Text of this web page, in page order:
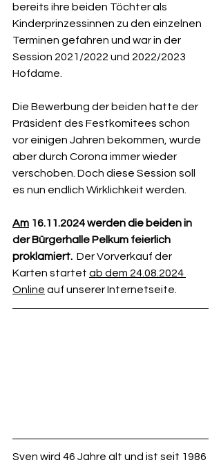
bereits ihre beiden Töchter als
Kinderprinzessinnen zu den einzelnen
Terminen gefahren und war in der
Session 2021/2022 und 2022/2023
Hofdame.
Die Bewerbung der beiden hatte der
Präsident des Festkomitees schon
vor einigen Jahren bekommen, wurde
aber durch Corona immer wieder
verschoben. Doch diese Session soll
es nun endlich Wirklichkeit werden.
Am 16.11.2024 werden die beiden in
der Bürgerhalle Pelkum feierlich
proklamiert. Der Vorverkauf der
Karten startet ab dem 24.08.2024
Online auf unserer Internetseite.
Sven wird 46 Jahre alt und ist seit 1986